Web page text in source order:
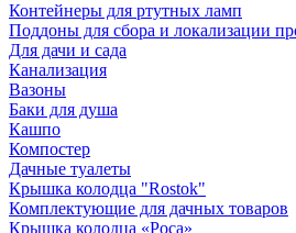
Контейнеры для ртутных ламп
Поддоны для сбора и локализации
Для дачи и сада
Канализация
Вазоны
Баки для душа
Кашпо
Компостер
Дачные туалеты
Крышка колодца "Rostok"
Комплектующие для дачных товаров
Крышка колодца «Роса»